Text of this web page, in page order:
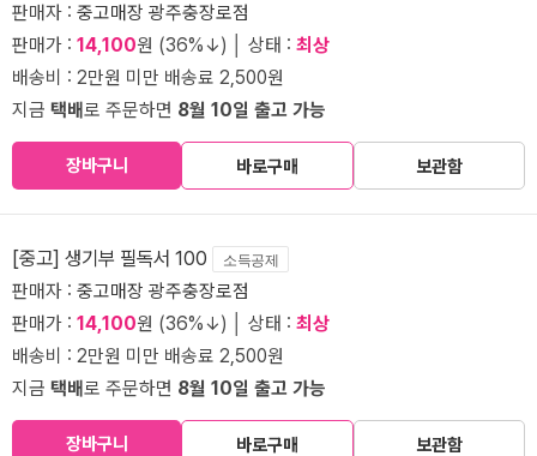
판매자 : 중고매장 광주충장로점
판매가 : 14,100원 (36%↓) │ 상태 : 최상
배송비 : 2만원 미만 배송료 2,500원
지금 택배로 주문하면 8월 10일 출고 가능
장바구니 바로구매 보관함
[중고] 생기부 필독서 100 소득공제
판매자 : 중고매장 광주충장로점
판매가 : 14,100원 (36%↓) │ 상태 : 최상
배송비 : 2만원 미만 배송료 2,500원
지금 택배로 주문하면 8월 10일 출고 가능
장바구니 바로구매 보관함